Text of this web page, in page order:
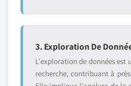
3. Exploration De
L'exploration de données est
recherche, contribuant à